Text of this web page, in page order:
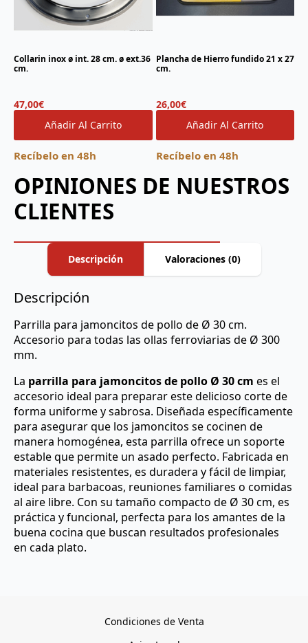
Collarin inox ø int. 28 cm. ø ext.36
cm.
47,00€
Añadir Al Carrito
Recíbelo en 48h
Plancha de Hierro fundido 21 x 27
cm.
26,00€
Añadir Al Carrito
Recíbelo en 48h
OPINIONES DE NUESTROS
CLIENTES
Descripción Valoraciones (0)
Descripción
Parrilla para jamoncitos de pollo de Ø 30 cm.
Accesorio para todas las ollas ferroviarias de Ø 300
mm.
La parrilla para jamoncitos de pollo Ø 30 cm es el
accesorio ideal para preparar este delicioso corte de
forma uniforme y sabrosa. Diseñada específicamente
para asegurar que los jamoncitos se cocinen de
manera homogénea, esta parrilla ofrece un soporte
estable que permite un asado perfecto. Fabricada en
materiales resistentes, es duradera y fácil de limpiar,
ideal para barbacoas, reuniones familiares o comidas
al aire libre. Con su tamaño compacto de Ø 30 cm, es
práctica y funcional, perfecta para los amantes de la
buena cocina que buscan resultados profesionales
en cada plato.
Condiciones de Venta